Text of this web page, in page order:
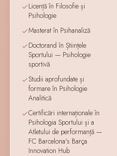
Licență în Filosofie și
Psihologie
Masterat în Psihanaliză
Doctorand în Științele
Sportului — Psihologie
sportivă
Studii aprofundate și
formare în Psihologie
Analitică
Certificări internaționale în
Psihologia Sportului și a
Atletului de performanță —
FC Barcelona's Barça
Innovation Hub